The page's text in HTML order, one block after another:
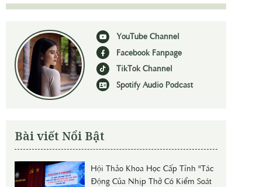
YouTube Channel
Facebook Fanpage
TikTok Channel
Spotify Audio Podcast
Bài viết Nổi Bật
Hội Thảo Khoa Học Cấp Tỉnh "Tác
Động Của Nhịp Thở Có Kiểm Soát